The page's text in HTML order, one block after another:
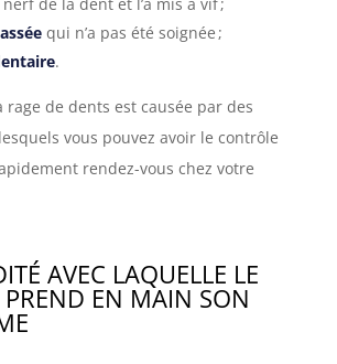
qui n’a pas été soignée;
.
rage de dents est causée par des
vous pouvez avoir le contrôle
rendez-vous chez votre
AVEC LAQUELLE LE
PREND EN MAIN SON